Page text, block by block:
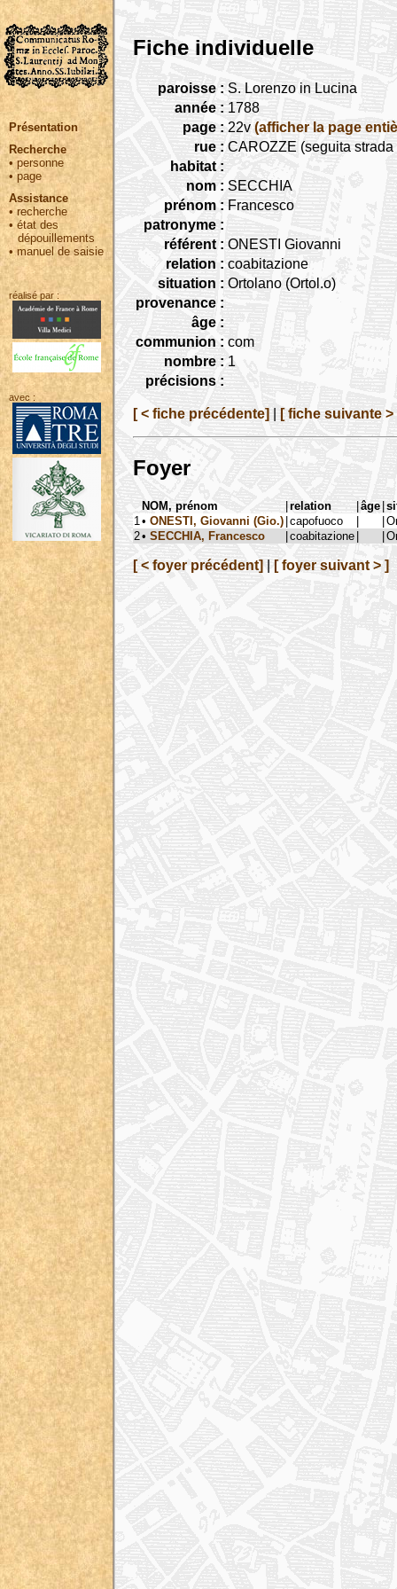
Présentation
Recherche
• personne
•page
Assistance
• recherche
•état des
dépouillements
•manuel de saisie
réalisé par :
avec :
Fiche individuelle
paroisse : S. Lorenzo in Lucina
année : 1788
page : 22v (afficher la page
rue : CAROZZE (seguita
habitat :
nom : SECCHIA
prénom : Francesco
patronyme :
référent : ONESTI Giovanni
relation : coabitazione
situation : Ortolano (Ortol.o)
provenance :
âge :
communion : com
nombre : 1
précisions :
[ < fiche précédente] [ fiche suivante >
Foyer
NOM, prénom |relation |âge |
1 • ONESTI, Giovanni (Gio.) |capofuoco | |
2• SECCHIA, Francesco |coabitazione | |
[ < foyer précédent] [ foyer suivant > ]